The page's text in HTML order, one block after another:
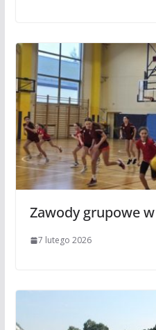
Zawody grupowe
7 lutego 2026